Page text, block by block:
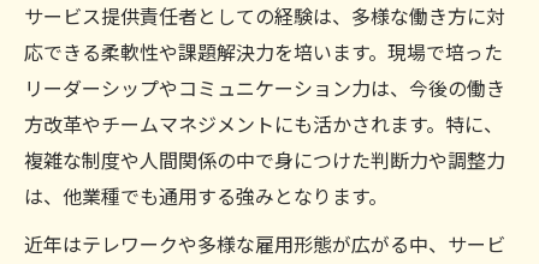
サービス提供責任者としての経験は、多様な働き方に対
応できる柔軟性や課題解決力を培います。現場で培った
リーダーシップやコミュニケーション力は、今後の働き
方改革やチームマネジメントにも活かされます。特に、
複雑な制度や人間関係の中で身につけた判断力や調整力
は、他業種でも通用する強みとなります。
近年はテレワークや多様な雇用形態が広がる中、サービ